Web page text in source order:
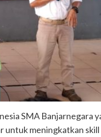
SMA Banjarnegara
meningkatkan